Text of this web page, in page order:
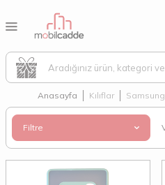
Anasayfa Kılıflar Samsung
Filtre